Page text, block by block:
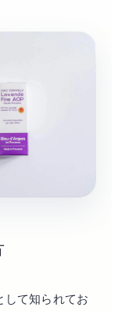
して知られてお